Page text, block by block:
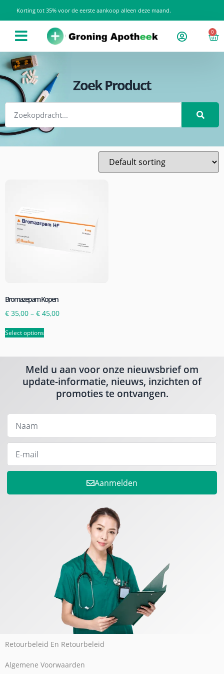
Korting tot 35% voor de eerste aankoop alleen deze maand.
0
Zoek Product
Bromazepam Kopen
€ 35,00 – € 45,00
Select options
Meld u aan voor onze nieuwsbrief om
update-informatie, nieuws, inzichten of
promoties te ontvangen.
Aanmelden
Retourbeleid En Retourbeleid
Algemene Voorwaarden